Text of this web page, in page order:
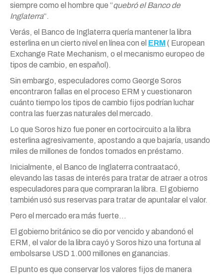
siempre como el hombre que “quebró el Banco de
Inglaterra“.
Verás, el Banco de Inglaterra quería mantener la libra
esterlina en un cierto nivel en línea con el ERM( European
Exchange Rate Mechanism, o el mecanismo europeo de
tipos de cambio, en español).
Sin embargo, especuladores como George Soros
encontraron fallas en el proceso ERM y cuestionaron
cuánto tiempo los tipos de cambio fijos podrían luchar
contra las fuerzas naturales del mercado.
Lo que Soros hizo fue poner en cortocircuito a la libra
esterlina agresivamente, apostando a que bajaría, usando
miles de millones de fondos tomados en préstamo.
Inicialmente, el Banco de Inglaterra contraatacó,
elevando las tasas de interés para tratar de atraer a otros
especuladores para que compraran la libra. El gobierno
también usó sus reservas para tratar de apuntalar el valor.
Pero el mercado era más fuerte…
El gobierno británico se dio por vencido y abandonó el
ERM, el valor de la libra cayó y Soros hizo una fortuna al
embolsarse USD 1.000 millones en ganancias.
El punto es que conservar los valores fijos de manera